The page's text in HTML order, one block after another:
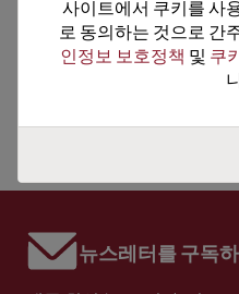
기술 그룹
뉴스레터를 구독
사이트에서 쿠키를 사
로 동의하는 것으로 간
인정보 보호정책 및 쿠